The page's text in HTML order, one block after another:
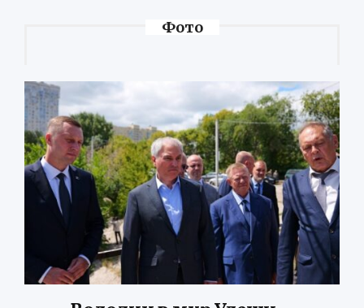
Фото
РАБОТЫ БУДУТ
ЗАВЕРШЕНЫ
5 дней назад
Подробности в статье!